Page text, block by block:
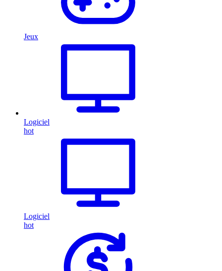
Jeux
Logiciel
hot
Logiciel
hot